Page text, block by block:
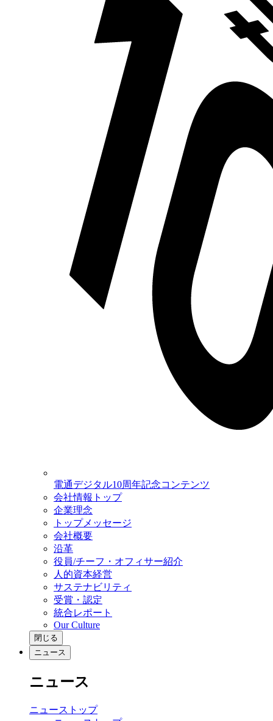
電通デジタル10周年記念コンテンツ
会社情報トップ
企業理念
トップメッセージ
会社概要
沿革
役員/チーフ・オフィサー紹介
人的資本経営
サステナビリティ
受賞・認定
統合レポート
Our Culture
閉じる
ニュース
ニュース
ニューストップ